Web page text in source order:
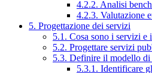
4.2.2. Analisi
4.2.3. Valutazione
5. Progettazione dei servizi
5.1. Cosa sono i servizi e
5.2. Progettare servizi
5.3. Definire il modello di
5.3.1. Identificare